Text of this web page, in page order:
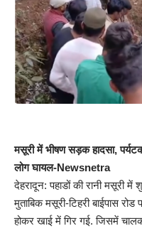
मसूरी में भीषण सड़क हादसा,
लोग घायल-Newsnetra
देहरादून: पहाडों की रानी मसूरी में
मुताबिक मसूरी-टिहरी बाईपास
होकर खाई में गिर गई. जिसमें